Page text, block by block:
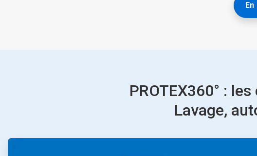
PROTEX360° :
Lavage,
ArticleTile